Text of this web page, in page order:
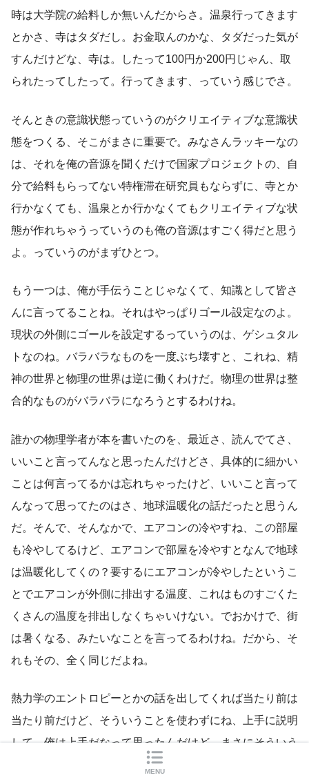
時は大学院の給料しか無いんだからさ。温泉行ってきます
とかさ、寺はタダだし。お金取んのかな、タダだった気が
すんだけどな、寺は。したって100円か200円じゃん、取
られたってしたって。行ってきます、っていう感じでさ。
そんときの意識状態っていうのがクリエイティブな意識状
態をつくる、そこがまさに重要で。みなさんラッキーなの
は、それを俺の音源を聞くだけで国家プロジェクトの、自
分で給料もらってない特権滞在研究員もならずに、寺とか
行かなくても、温泉とか行かなくてもクリエイティブな状
態が作れちゃうっていうのも俺の音源はすごく得だと思う
よ。っていうのがまずひとつ。
もう一つは、俺が手伝うことじゃなくて、知識として皆さ
んに言ってることね。それはやっぱりゴール設定なのよ。
現状の外側にゴールを設定するっていうのは、ゲシュタル
トなのね。バラバラなものを一度ぶち壊すと、これね、精
神の世界と物理の世界は逆に働くわけだ。物理の世界は整
合的なものがバラバラになろうとするわけね。
誰かの物理学者が本を書いたのを、最近さ、読んでてさ、
いいこと言ってんなと思ったんだけどさ、具体的に細かい
ことは何言ってるかは忘れちゃったけど、いいこと言って
んなって思ってたのはさ、地球温暖化の話だったと思うん
だ。そんで、そんなかで、エアコンの冷やすね、この部屋
も冷やしてるけど、エアコンで部屋を冷やすとなんで地球
は温暖化してくの？要するにエアコンが冷やしたというこ
とでエアコンが外側に排出する温度、これはものすごくた
くさんの温度を排出しなくちゃいけない。でおかけで、街
は暑くなる、みたいなことを言ってるわけね。だから、そ
れもその、全く同じだよね。
熱力学のエントロピーとかの話を出してくれば当たり前は
当たり前だけど、そういうことを使わずにね、上手に説明
して、俺は上手だなって思ったんだけど、まさにそういう
のと同じね、だってさ、思いっきりコンプレッサー回して
MENU